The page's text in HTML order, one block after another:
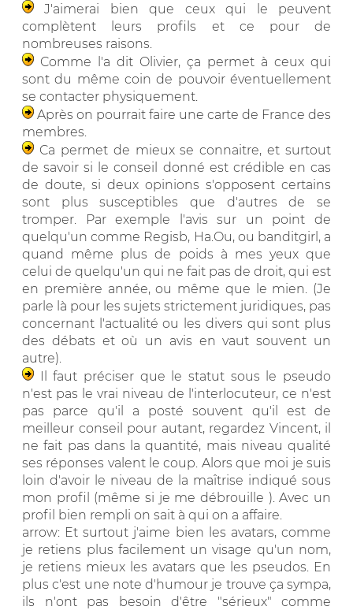
J'aimerai bien que ceux qui le peuvent
complètent leurs profils et ce pour de
nombreuses raisons.
Comme l'a dit Olivier, ça permet à ceux qui
sont du même coin de pouvoir éventuellement
se contacter physiquement.
Après on pourrait faire une carte de France des
membres.
Ca permet de mieux se connaitre, et surtout
de savoir si le conseil donné est crédible en cas
de doute, si deux opinions s'opposent certains
sont plus susceptibles que d'autres de se
tromper. Par exemple l'avis sur un point de
quelqu'un comme Regisb, Ha.Ou, ou banditgirl, a
quand même plus de poids à mes yeux que
celui de quelqu'un qui ne fait pas de droit, qui est
en première année, ou même que le mien. (Je
parle là pour les sujets strictement juridiques, pas
concernant l'actualité ou les divers qui sont plus
des débats et où un avis en vaut souvent un
autre).
Il faut préciser que le statut sous le pseudo
n'est pas le vrai niveau de l'interlocuteur, ce n'est
pas parce qu'il a posté souvent qu'il est de
meilleur conseil pour autant, regardez Vincent, il
ne fait pas dans la quantité, mais niveau qualité
ses réponses valent le coup. Alors que moi je suis
loin d'avoir le niveau de la maîtrise indiqué sous
mon profil (même si je me débrouille ). Avec un
profil bien rempli on sait à qui on a affaire.
arrow: Et surtout j'aime bien les avatars, comme
je retiens plus facilement un visage qu'un nom,
je retiens mieux les avatars que les pseudos. En
plus c'est une note d'humour je trouve ça sympa,
ils n'ont pas besoin d'être "sérieux" comme